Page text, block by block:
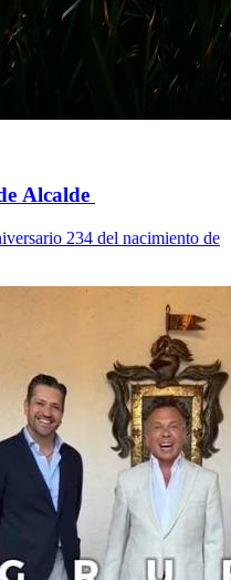
Alcalde
234 del nacimiento de